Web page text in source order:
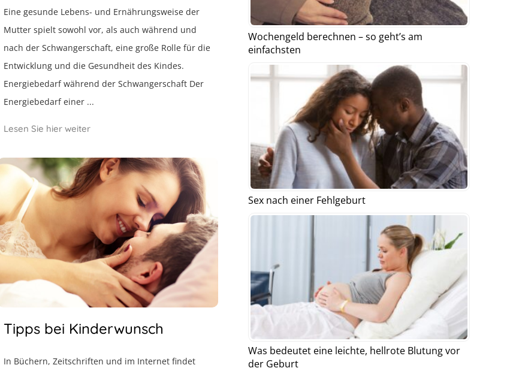
Eine gesunde Lebens- und Ernährungsweise der
Mutter spielt sowohl vor, als auch während und
nach der Schwangerschaft, eine große Rolle für die
Entwicklung und die Gesundheit des Kindes.
Energiebedarf während der Schwangerschaft Der
Energiebedarf einer ...
Lesen Sie hier weiter
Tipps bei Kinderwunsch
In Büchern, Zeitschriften und im Internet findet
Wochengeld berechnen – so geht’s am
einfachsten
Sex nach einer Fehlgeburt
Was bedeutet eine leichte, hellrote Blutung vor
der Geburt